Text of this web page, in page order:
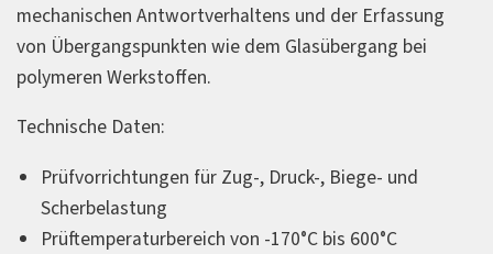
mechanischen Antwortverhaltens und der Erfassung
von Übergangspunkten wie dem Glasübergang bei
polymeren Werkstoffen.
Technische Daten:
Prüfvorrichtungen für Zug-, Druck-, Biege- und
Scherbelastung
Prüftemperaturbereich von -170°C bis 600°C